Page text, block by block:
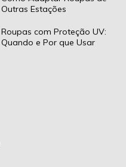
Outras Estações
Roupas com Proteção UV:
Quando e Por que Usar